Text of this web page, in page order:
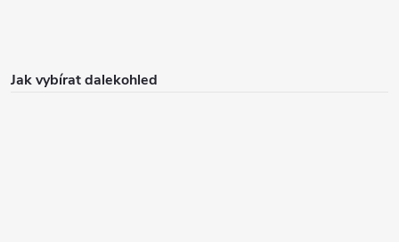
Jak vybírat dalekohled